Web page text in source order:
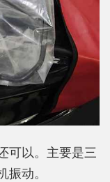
可以。主要是三
振动。